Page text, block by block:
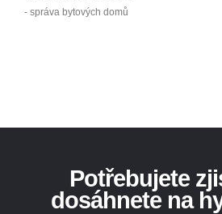
- správa bytových domů
Potřebujete
dosáhnete na